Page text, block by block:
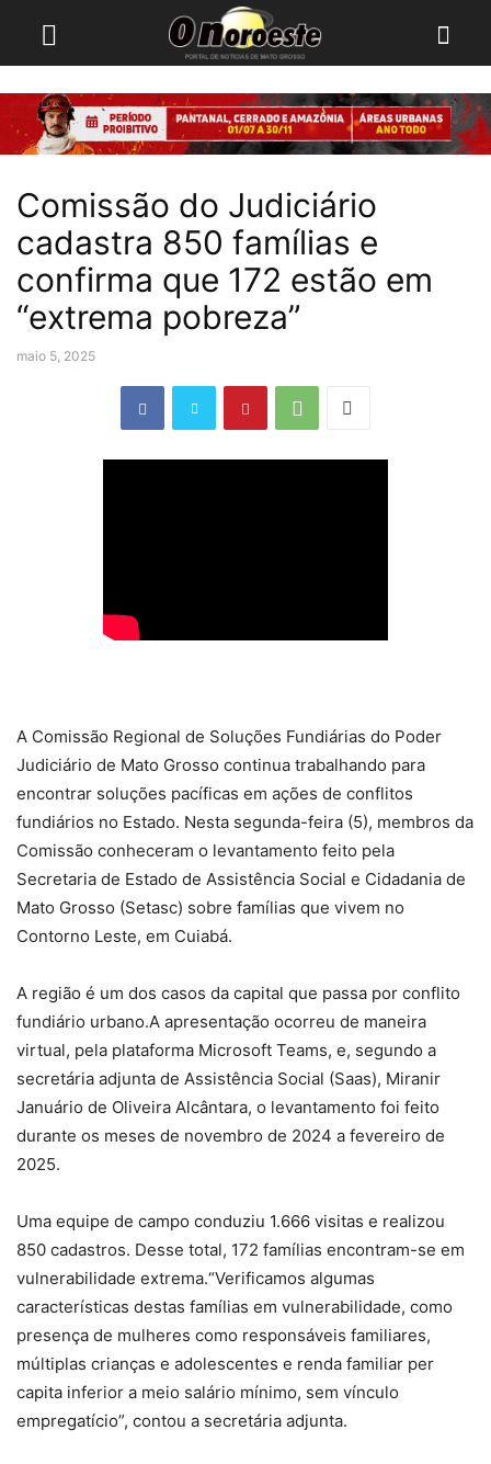
Comissão do Judiciário
cadastra 850 famílias e
confirma que 172 estão em
“extrema pobreza”
maio 5, 2025
A Comissão Regional de Soluções Fundiárias do Poder
Judiciário de Mato Grosso continua trabalhando para
encontrar soluções pacíficas em ações de conflitos
fundiários no Estado. Nesta segunda-feira (5), membros da
Comissão conheceram o levantamento feito pela
Secretaria de Estado de Assistência Social e Cidadania de
Mato Grosso (Setasc) sobre famílias que vivem no
Contorno Leste, em Cuiabá.
A região é um dos casos da capital que passa por conflito
fundiário urbano.A apresentação ocorreu de maneira
virtual, pela plataforma Microsoft Teams, e, segundo a
secretária adjunta de Assistência Social (Saas), Miranir
Januário de Oliveira Alcântara, o levantamento foi feito
durante os meses de novembro de 2024 a fevereiro de
2025.
Uma equipe de campo conduziu 1.666 visitas e realizou
850 cadastros. Desse total, 172 famílias encontram-se em
vulnerabilidade extrema.“Verificamos algumas
características destas famílias em vulnerabilidade, como
presença de mulheres como responsáveis familiares,
múltiplas crianças e adolescentes e renda familiar per
capita inferior a meio salário mínimo, sem vínculo
empregatício”, contou a secretária adjunta.